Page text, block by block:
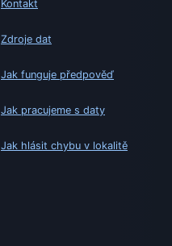
Kontakt
Zdroje dat
Jak funguje předpověď
Jak pracujeme s daty
Jak hlásit chybu v lokalitě